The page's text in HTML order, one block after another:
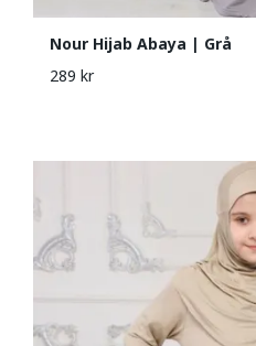
Nour Hijab Abaya | Grå
289 kr